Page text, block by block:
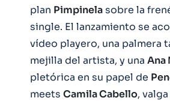
plan Pimpinelasobre la
single. El lanzamiento se
vídeo playero, una palmera
mejilla del artista, y una Ana
pletórica en su papel de
meets Camila Cabello, valga